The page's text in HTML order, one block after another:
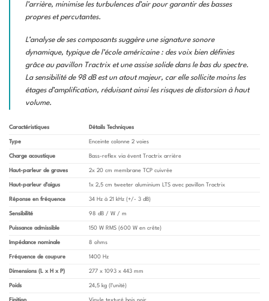
l’arrière, minimise les turbulences d’air pour garantir des basses
propres et percutantes.
L’analyse de ses composants suggère une signature sonore
dynamique, typique de l’école américaine : des voix bien définies
grâce au pavillon Tractrix et une assise solide dans le bas du spectre.
La sensibilité de 98 dB est un atout majeur, car elle sollicite moins les
étages d’amplification, réduisant ainsi les risques de distorsion à haut
volume.
Caractéristiques Détails Techniques
Type Enceinte colonne 2 voies
Charge acoustique Bass-reflex via évent Tractrix arrière
Haut-parleur de graves 2x 20 cm membrane TCP cuivrée
Haut-parleur d’aigus 1x 2,5 cm tweeter aluminium LTS avec pavillon Tractrix
Réponse en fréquence 34 Hz à 21 kHz (+/- 3 dB)
Sensibilité 98 dB / W / m
Puissance admissible 150 W RMS (600 W en crête)
Impédance nominale 8 ohms
Fréquence de coupure 1400 Hz
Dimensions (L x H x P) 277 x 1093 x 443 mm
Poids 24,5 kg (l’unité)